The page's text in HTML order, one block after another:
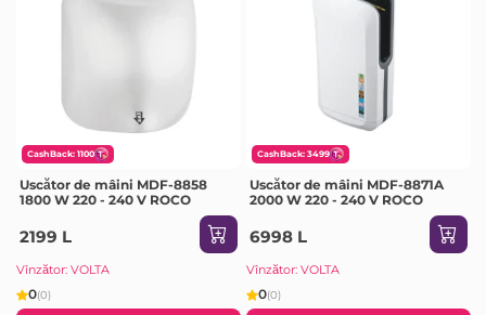
CashBack: 1100
Uscător de mâini MDF-8858
1800 W 220 - 240 V ROCO
2199 L
Vînzător: VOLTA
0(0)
CashBack: 3499
Uscător de mâini MDF-8871A
2000 W 220 - 240 V ROCO
6998 L
Vînzător: VOLTA
0(0)